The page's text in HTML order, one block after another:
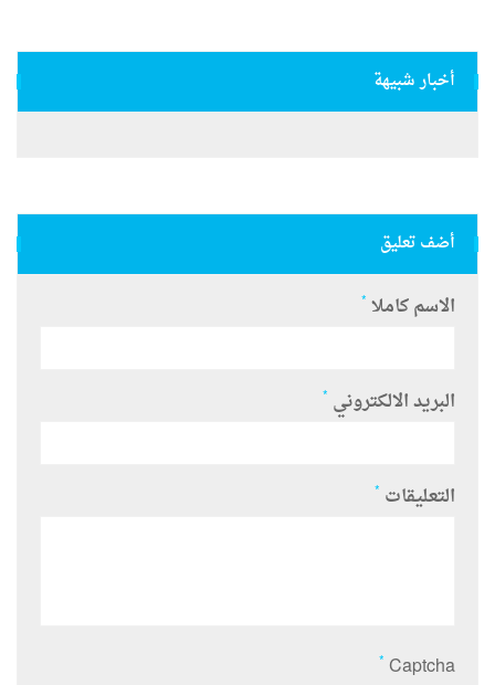
أخبار شبيهة
أضف تعليق
الاسم كاملا *
البريد الالكتروني *
التعليقات *
Captcha
*